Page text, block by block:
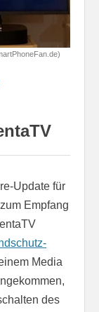
Update für
Empfang
Media
des